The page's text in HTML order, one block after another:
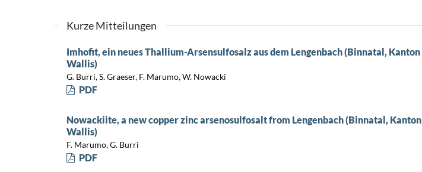
Kurze Mitteilungen
Imhofit, ein neues Thallium-Arsensulfosalz aus dem Lengenbach (Binnatal, Kanton
Wallis)
G. Burri, S. Graeser, F. Marumo, W. Nowacki
PDF
Nowackiite, a new copper zinc arsenosulfosalt from Lengenbach (Binnatal, Kanton
Wallis)
F. Marumo, G. Burri
PDF